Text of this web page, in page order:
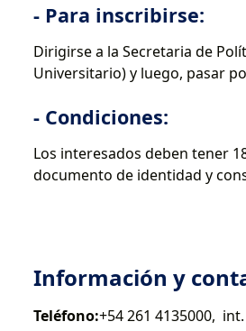
- Para inscribirse:
Dirigirse a la Secretaria de
Universitario) y luego, pasar
- Condiciones:
Los interesados deben tener
documento de identidad y
Información y
Teléfono:+54 261 4135000,